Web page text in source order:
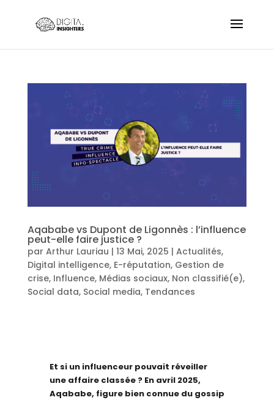
Aqababe vs Dupont de Ligonnès : l’influence
peut-elle faire justice ?
par Arthur Lauriau | 13 Mai, 2025 | Actualités,
Digital intelligence, E-réputation, Gestion de
crise, Influence, Médias sociaux, Non classifié(e),
Social data, Social media, Tendances
Et si un influenceur pouvait réveiller
une affaire classée ? En avril 2025,
Aqababe, figure bien connue du gossip